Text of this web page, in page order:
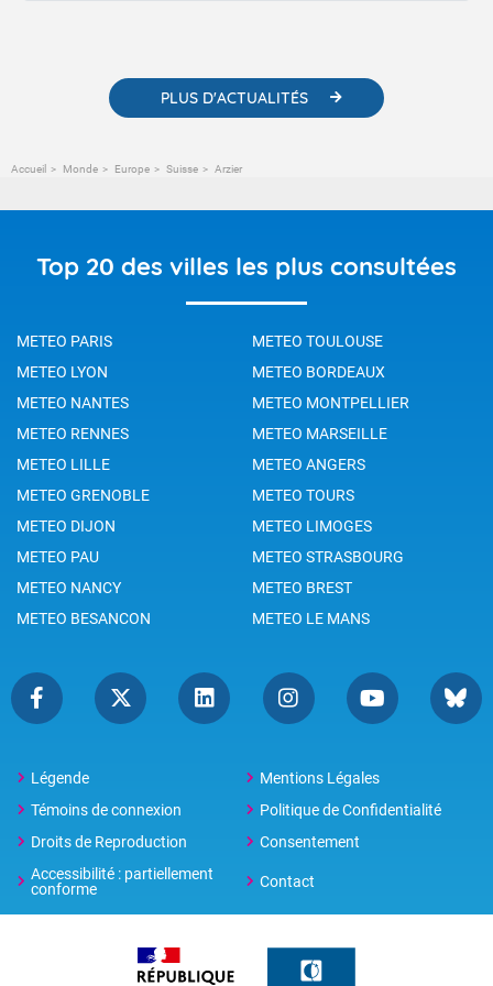
PLUS D'ACTUALITÉS
Accueil Monde Europe Suisse Arzier
Top 20 des villes les plus consultées
METEO PARIS
METEO TOULOUSE
METEO LYON
METEO BORDEAUX
METEO NANTES
METEO MONTPELLIER
METEO RENNES
METEO MARSEILLE
METEO LILLE
METEO ANGERS
METEO GRENOBLE
METEO TOURS
METEO DIJON
METEO LIMOGES
METEO PAU
METEO STRASBOURG
METEO NANCY
METEO BREST
METEO BESANCON
METEO LE MANS
Légende
Mentions Légales
Témoins de connexion
Politique de Confidentialité
Droits de Reproduction
Consentement
Accessibilité : partiellement
conforme
Contact